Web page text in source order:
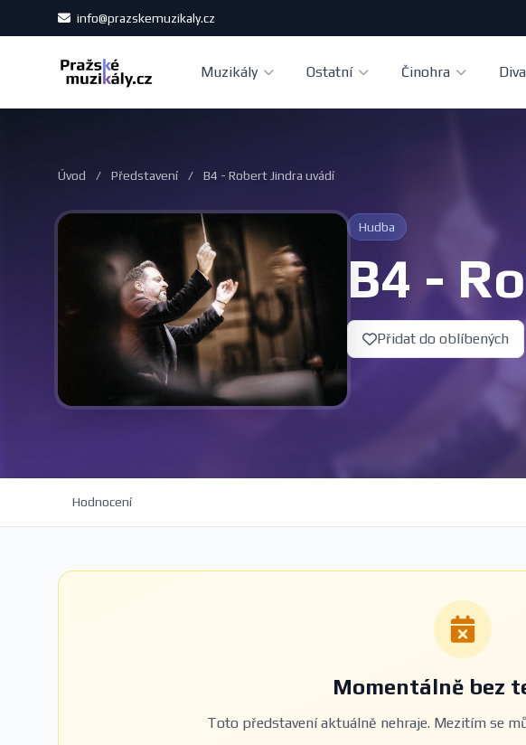
info@prazskemuzikaly.cz
Muzikály Ostatní Činohra
Úvod / Představení / B4 - Robert Jindra uvádí
Hudba
B4 -
Přidat do oblíbených
Hodnocení
Momentálně bez
Toto představení aktuálně nehraje. Mezitím se